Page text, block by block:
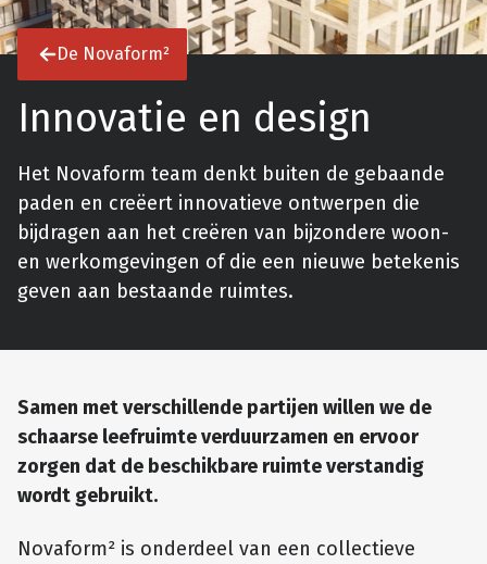
De Novaform²
Innovatie en design
Het Novaform team denkt buiten de gebaande
paden en creëert innovatieve ontwerpen die
bijdragen aan het creëren van bijzondere woon-
en werkomgevingen of die een nieuwe betekenis
geven aan bestaande ruimtes.
Samen met verschillende partijen willen we de
schaarse leefruimte verduurzamen en ervoor
zorgen dat de beschikbare ruimte verstandig
wordt gebruikt.
Novaform² is onderdeel van een collectieve